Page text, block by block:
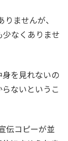
ませんが、
なくありませ
を見れないの
ないというこ
伝コピーが並